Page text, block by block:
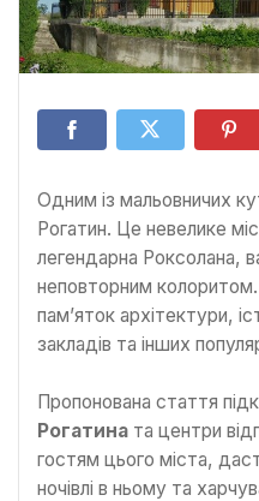
Одним із мальовничих
Рогатин. Це невелике
легендарна Роксолана,
неповторним
пам’яток архітектури,
закладів та інших
Пропонована стаття
Рогатина та центри
гостям цього міста,
ночівлі в ньому та